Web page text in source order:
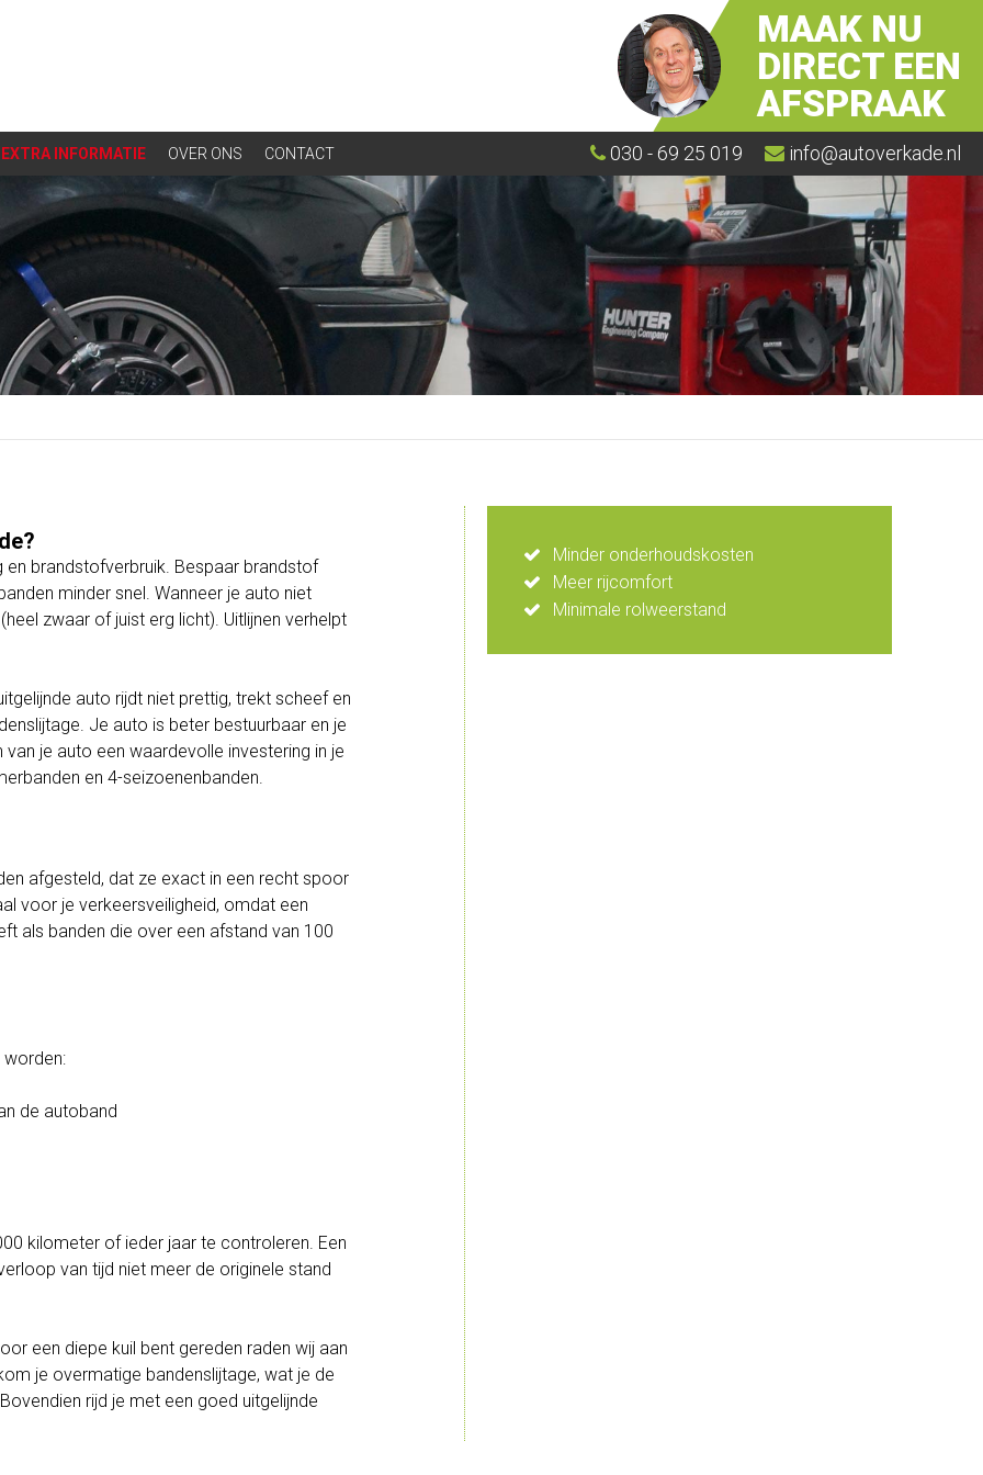
MAAK NU
DIRECT EEN
AFSPRAAK
EXTRA INFORMATIE OVER ONS CONTACT 030 - 69 25 019 info@autoverkade.nl
brandstofverbruik. Bespaar brandstof
minder snel. Wanneer je auto niet
zwaar of juist erg licht). Uitlijnen verhelpt
auto rijdt niet prettig, trekt scheef en
Je auto is beter bestuurbaar en je
je auto een waardevolle investering in je
en 4-seizoenenbanden.
afgesteld, dat ze exact in een recht spoor
voor je verkeersveiligheid, omdat een
als banden die over een afstand van 100
de autoband
kilometer of ieder jaar te controleren. Een
van tijd niet meer de originele stand
een diepe kuil bent gereden raden wij aan
je overmatige bandenslijtage, wat je de
rijd je met een goed uitgelijnde
Minder onderhoudskosten
Meer rijcomfort
Minimale rolweerstand